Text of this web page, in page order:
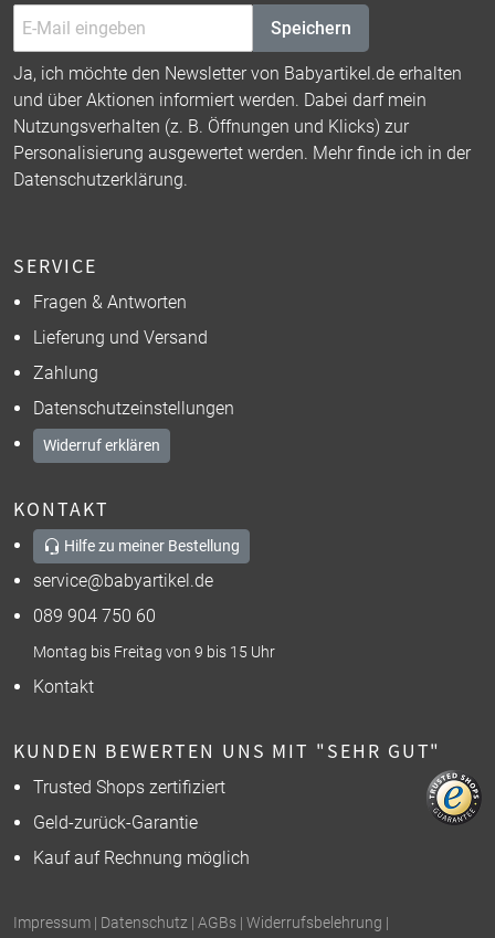
Speichern
Ja, ich möchte den Newsletter von Babyartikel.de erhalten
und über Aktionen informiert werden. Dabei darf mein
Nutzungsverhalten (z. B. Öffnungen und Klicks) zur
Personalisierung ausgewertet werden. Mehr finde ich in der
Datenschutzerklärung.
SERVICE
Fragen & Antworten
Lieferung und Versand
Zahlung
Datenschutzeinstellungen
Widerruf erklären
KONTAKT
Hilfe zu meiner Bestellung
service@babyartikel.de
089 904 750 60
Montag bis Freitag von 9 bis 15 Uhr
Kontakt
KUNDEN BEWERTEN UNS MIT "SEHR GUT"
Trusted Shops zertifiziert
Geld-zurück-Garantie
Kauf auf Rechnung möglich
Impressum | Datenschutz | AGBs | Widerrufsbelehrung |